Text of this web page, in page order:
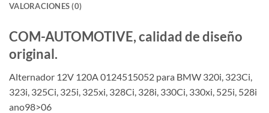
VALORACIONES (0)
COM-AUTOMOTIVE, calidad de diseño
original.
Alternador 12V 120A 0124515052 para BMW 320i, 323Ci,
323i, 325Ci, 325i, 325xi, 328Ci, 328i, 330Ci, 330xi, 525i, 528i
ano98>06